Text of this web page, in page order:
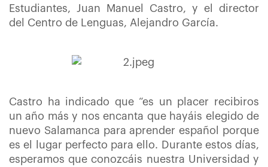
Estudiantes, Juan Manuel Castro, y el director
del Centro de Lenguas, Alejandro García.
Castro ha indicado que “es un placer recibiros
un año más y nos encanta que hayáis elegido de
nuevo Salamanca para aprender español porque
es el lugar perfecto para ello. Durante estos días,
esperamos que conozcáis nuestra Universidad y